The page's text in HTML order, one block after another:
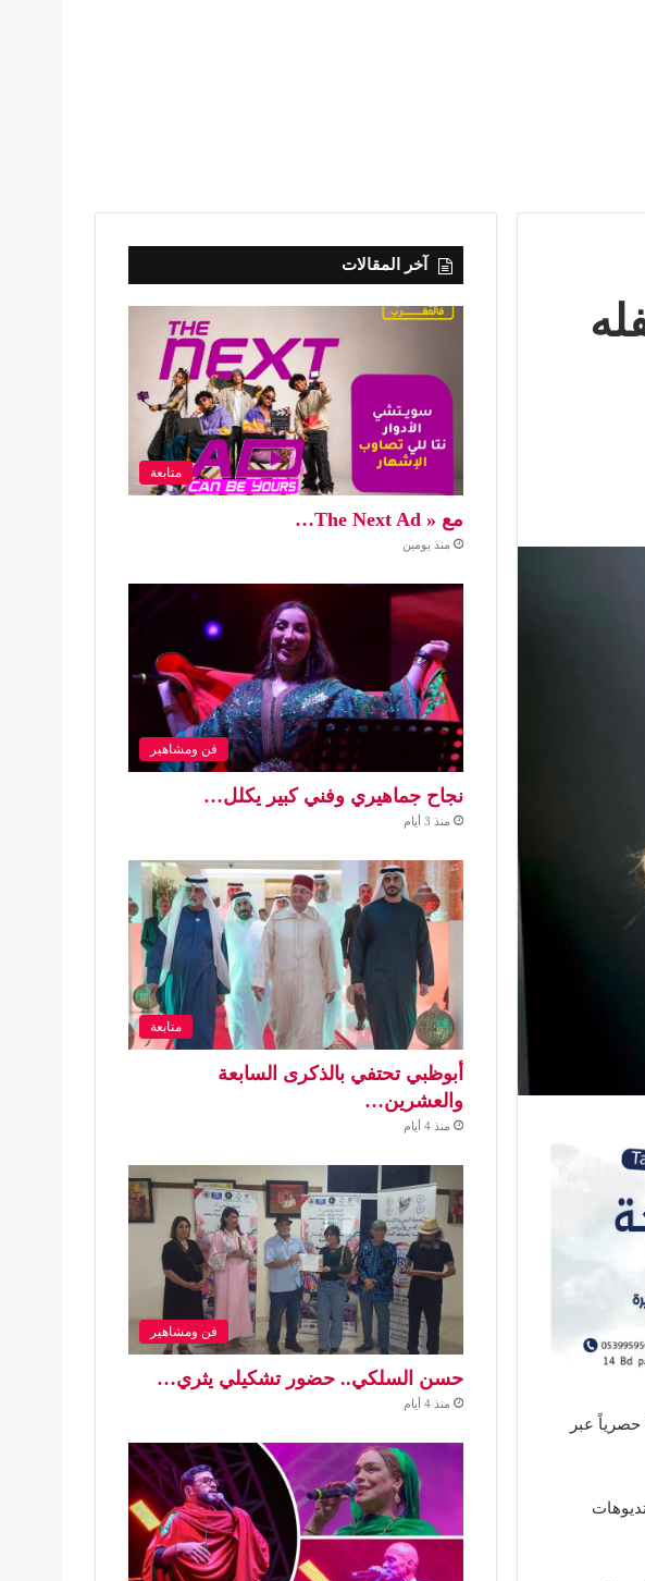
حصرياً عبر
آخر المقالات
متابعة
مع « The Next Ad…
منذ يومين
فن ومشاهير
نجاح جماهيري وفني كبير يكلل…
منذ 3 أيام
متابعة
أبوظبي تحتفي بالذكرى السابعة
والعشرين…
منذ 4 أيام
فن ومشاهير
حسن السلكي.. حضور تشكيلي يثري…
منذ 4 أيام